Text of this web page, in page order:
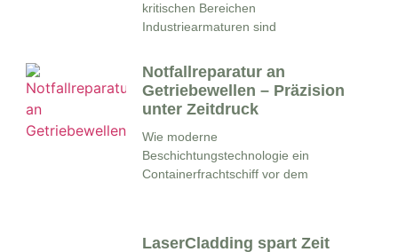
kritischen Bereichen
Industriearmaturen sind
Notfallreparatur an
Getriebewellen – Präzision
unter Zeitdruck
Wie moderne
Beschichtungstechnologie ein
Containerfrachtschiff vor dem
LaserCladding spart Zeit